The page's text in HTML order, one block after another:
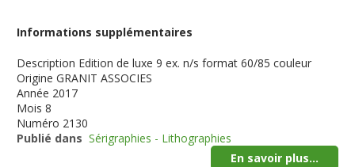
Informations supplémentaires
Description Edition de luxe 9 ex. n/s format 60/85 couleur
Origine GRANIT ASSOCIES
Année 2017
Mois 8
Numéro 2130
Publié dans Sérigraphies - Lithographies
En savoir plus...